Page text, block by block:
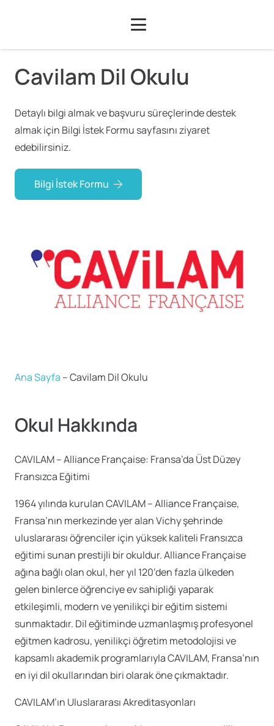
Cavilam Dil Okulu
Detaylı bilgi almak ve başvuru süreçlerinde destek
almak için Bilgi İstek Formu sayfasını ziyaret
edebilirsiniz.
Bilgi İstek Formu
Ana Sayfa –Cavilam Dil Okulu
Okul Hakkında
CAVILAM – Alliance Française: Fransa’da Üst Düzey
Fransızca Eğitimi
1964 yılında kurulan CAVILAM – Alliance Française,
Fransa’nın merkezinde yer alan Vichy şehrinde
uluslararası öğrenciler için yüksek kaliteli Fransızca
eğitimi sunan prestijli bir okuldur. Alliance Française
ağına bağlı olan okul, her yıl 120’den fazla ülkeden
gelen binlerce öğrenciye ev sahipliği yaparak
etkileşimli, modern ve yenilikçi bir eğitim sistemi
sunmaktadır. Dil eğitiminde uzmanlaşmış profesyonel
eğitmen kadrosu, yenilikçi öğretim metodolojisi ve
kapsamlı akademik programlarıyla CAVILAM, Fransa’nın
en iyi dil okullarından biri olarak öne çıkmaktadır.
CAVILAM’ın Uluslararası Akreditasyonları